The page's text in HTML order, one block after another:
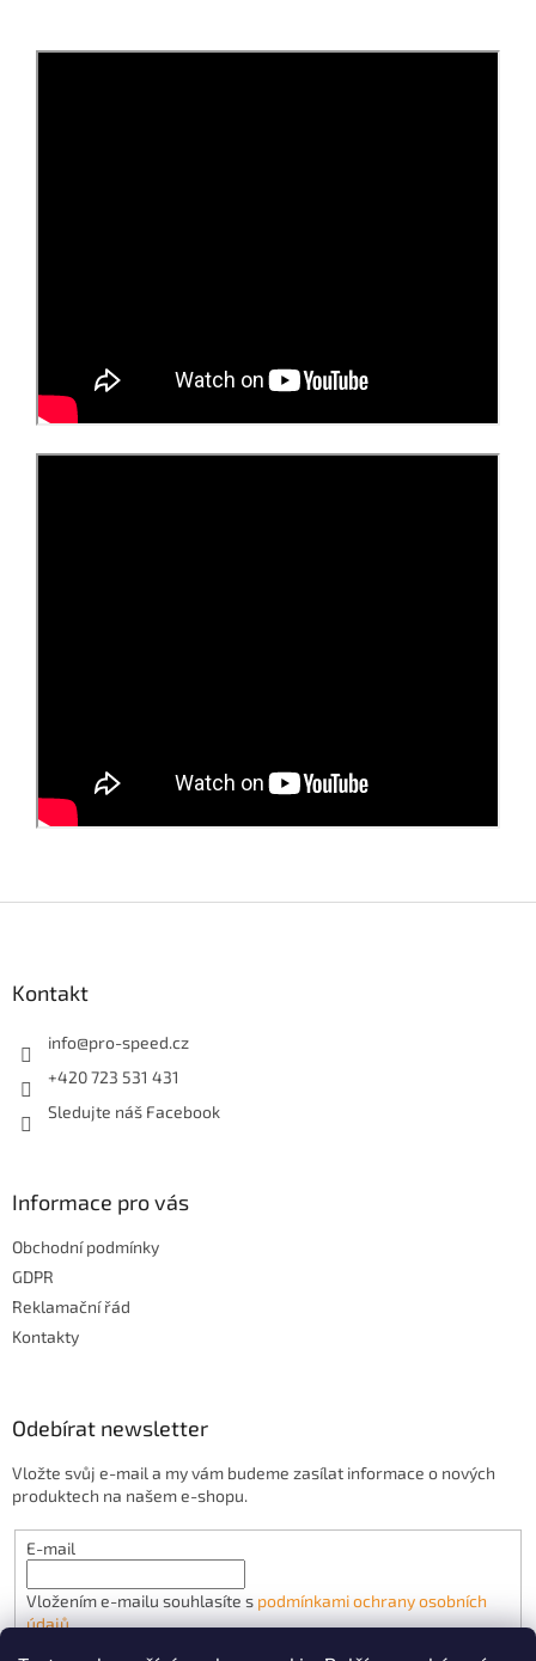
Kontakt
info@pro-speed.cz
+420 723 531 431
Sledujte náš Facebook
Informace pro vás
Obchodní podmínky
GDPR
Reklamační řád
Kontakty
Odebírat newsletter
Vložte svůj e-mail a my vám budeme zasílat informace o nových
produktech na našem e-shopu.
E-mail
Vložením e-mailu souhlasíte s podmínkami ochrany osobních
údajů